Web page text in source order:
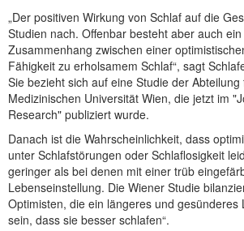
„Der positiven Wirkung von Schlaf auf die
Studien nach. Offenbar besteht aber auch
Zusammenhang zwischen einer
Fähigkeit zu erholsamem Schlaf“, sagt
Sie bezieht sich auf eine Studie der
Medizinischen Universität Wien, die jetzt im
Research" publiziert wurde.
Danach ist die Wahrscheinlichkeit, dass
unter Schlafstörungen oder Schlaflosigkeit
geringer als bei denen mit einer trüb
Lebenseinstellung. Die Wiener Studie
Optimisten, die ein längeres und gesünderes
sein, dass sie besser schlafen“.